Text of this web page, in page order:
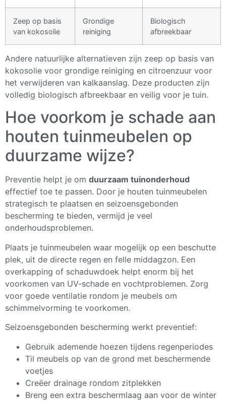
Zeep op basis
van kokosolie
Grondige
reiniging
Biologisch
afbreekbaar
Andere natuurlijke alternatieven zijn zeep op basis van
kokosolie voor grondige reiniging en citroenzuur voor
het verwijderen van kalkaanslag. Deze producten zijn
volledig biologisch afbreekbaar en veilig voor je tuin.
Hoe voorkom je schade aan
houten tuinmeubelen op
duurzame wijze?
Preventie helpt je om duurzaam tuinonderhoud
effectief toe te passen. Door je houten tuinmeubelen
strategisch te plaatsen en seizoensgebonden
bescherming te bieden, vermijd je veel
onderhoudsproblemen.
Plaats je tuinmeubelen waar mogelijk op een beschutte
plek, uit de directe regen en felle middagzon. Een
overkapping of schaduwdoek helpt enorm bij het
voorkomen van UV-schade en vochtproblemen. Zorg
voor goede ventilatie rondom je meubels om
schimmelvorming te voorkomen.
Seizoensgebonden bescherming werkt preventief:
Gebruik ademende hoezen tijdens regenperiodes
Til meubels op van de grond met beschermende
voetjes
Creëer drainage rondom zitplekken
Breng een extra beschermlaag aan voor de winter